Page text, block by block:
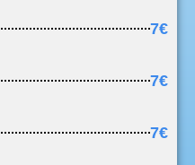
7€
7€
7€